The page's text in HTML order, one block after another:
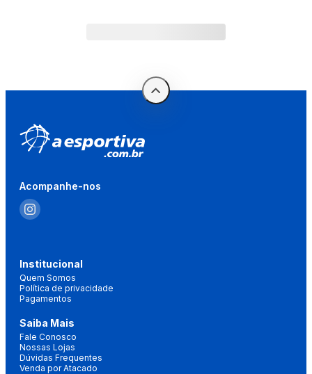
Acompanhe-nos
Institucional
Quem Somos
Política de privacidade
Pagamentos
Saiba Mais
Fale Conosco
Nossas Lojas
Dúvidas Frequentes
Venda por Atacado